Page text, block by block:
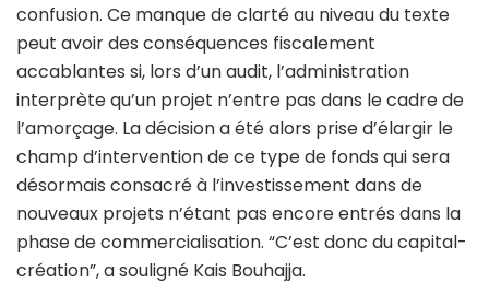
confusion. Ce manque de clarté au niveau du texte
peut avoir des conséquences fiscalement
accablantes si, lors d’un audit, l’administration
interprète qu’un projet n’entre pas dans le cadre de
l’amorçage. La décision a été alors prise d’élargir le
champ d’intervention de ce type de fonds qui sera
désormais consacré à l’investissement dans de
nouveaux projets n’étant pas encore entrés dans la
phase de commercialisation. “C’est donc du capital-
création”, a souligné Kais Bouhajja.